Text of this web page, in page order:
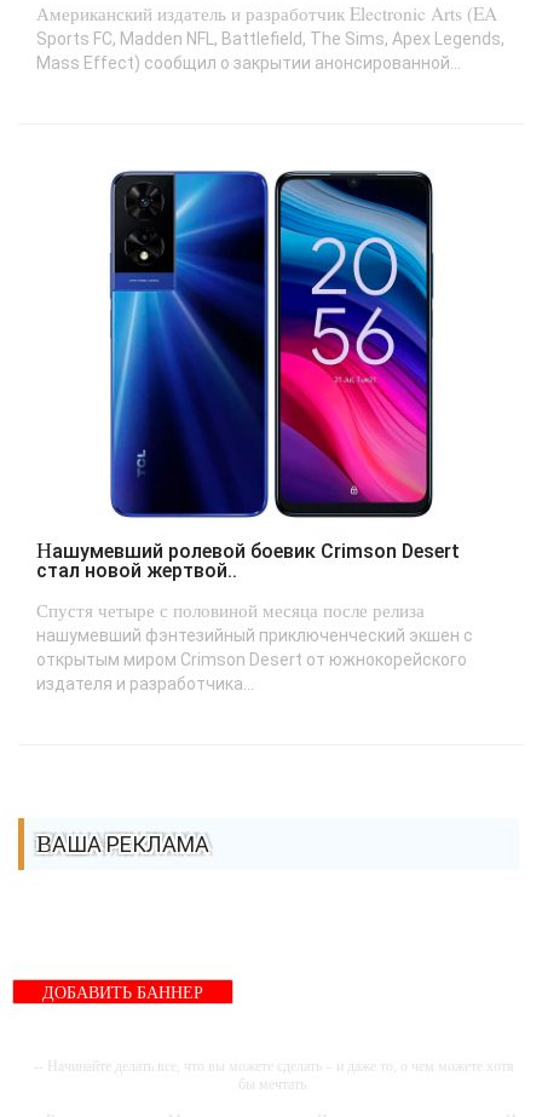
Американский издатель и разработчик Electronic Arts (EA
Sports FC, Madden NFL, Battlefield, The Sims, Apex Legends,
Mass Effect) сообщил о закрытии анонсированной...
Нашумевший ролевой боевик Crimson Desert
стал новой жертвой..
Спустя четыре с половиной месяца после релиза
нашумевший фэнтезийный приключенческий экшен с
открытым миром Crimson Desert от южнокорейского
издателя и разработчика...
ВАША РЕКЛАМА
ДОБАВИТЬ БАННЕР
-- Начинайте делать все, что вы можете сделать – и даже то, о чем можете хотя
бы мечтать.